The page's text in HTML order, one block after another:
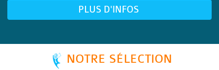
PLUS D'INFOS
NOTRE SÉLECTION